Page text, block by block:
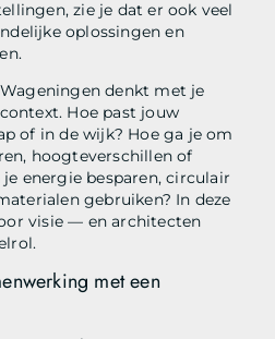
zie je dat er ook veel
oplossingen en
denkt met je
Hoe past jouw
of in de wijk? Hoe ga je om
hoogteverschillen of
energie besparen, circulair
gebruiken? In deze
visie — en architecten
met een